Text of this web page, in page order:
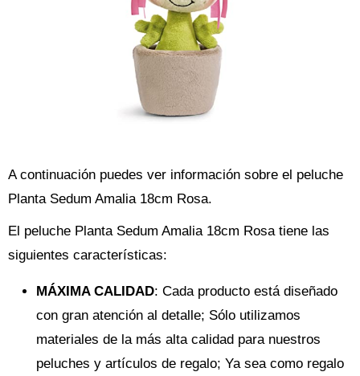
A continuación puedes ver información sobre el peluche
Planta Sedum Amalia 18cm Rosa.
El peluche Planta Sedum Amalia 18cm Rosa tiene las
siguientes características:
MÁXIMA CALIDAD: Cada producto está diseñado
con gran atención al detalle; Sólo utilizamos
materiales de la más alta calidad para nuestros
peluches y artículos de regalo; Ya sea como regalo